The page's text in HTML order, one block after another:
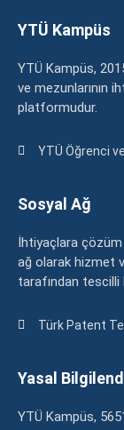
YTÜ Kampüs
YTÜ Kampüs,
ve mezunlarının
platformudur.
YTÜ Öğrenci
Sosyal Ağ
İhtiyaçlara çözüm
ağ olarak hizmet
tarafından tescilli
Türk Patent
Yasal
YTÜ Kampüs,